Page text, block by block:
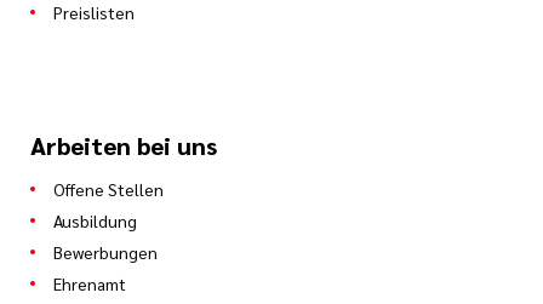
Preislisten
Arbeiten bei uns
Offene Stellen
Ausbildung
Bewerbungen
Ehrenamt